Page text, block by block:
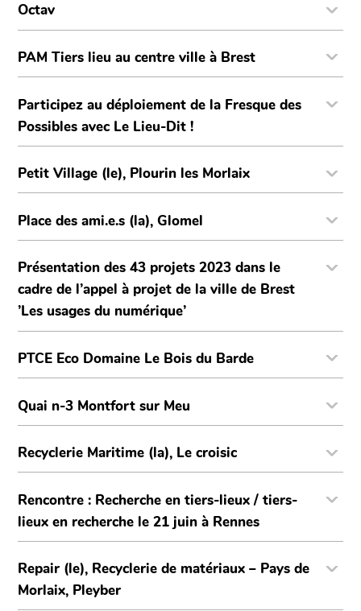
Octav
PAM Tiers lieu au centre ville à Brest
Participez au déploiement de la Fresque des
Possibles avec Le Lieu-Dit !
Petit Village (le), Plourin les Morlaix
Place des ami.e.s (la), Glomel
Présentation des 43 projets 2023 dans le
cadre de l’appel à projet de la ville de Brest
’Les usages du numérique’
PTCE Eco Domaine Le Bois du Barde
Quai n-3 Montfort sur Meu
Recyclerie Maritime (la), Le croisic
Rencontre : Recherche en tiers-lieux / tiers-
lieux en recherche le 21 juin à Rennes
Repair (le), Recyclerie de matériaux – Pays de
Morlaix, Pleyber